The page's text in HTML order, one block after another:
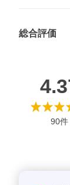
総合評価
90件